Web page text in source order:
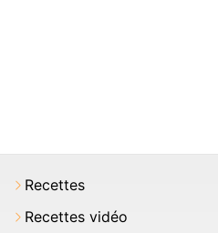
Recettes
Recettes vidéo